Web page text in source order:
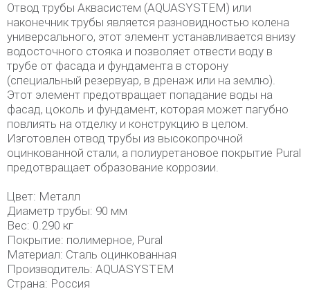
Отвод трубы Аквасистем (AQUASYSTEM) или
наконечник трубы является разновидностью колена
универсального, этот элемент устанавливается внизу
водосточного стояка и позволяет отвести воду в
трубе от фасада и фундамента в сторону
(специальный резервуар, в дренаж или на землю).
Этот элемент предотвращает попадание воды на
фасад, цоколь и фундамент, которая может пагубно
повлиять на отделку и конструкцию в целом.
Изготовлен отвод трубы из высокопрочной
оцинкованной стали, а полиуретановое покрытие Pural
предотвращает образование коррозии.
Цвет: Металл
Диаметр трубы: 90 мм
Вес: 0.290 кг
Покрытие: полимерное, Pural
Материал: Сталь оцинкованная
Производитель: AQUASYSTEM
Страна: Россия